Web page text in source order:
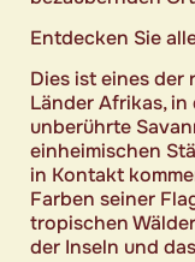
Entdecken Sie
Dies ist eines
Länder Afrikas,
unberührte
einheimischen
in Kontakt
Farben seiner
tropischen
der Inseln und